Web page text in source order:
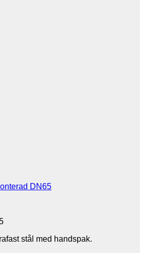
DN65
stål med handspak.